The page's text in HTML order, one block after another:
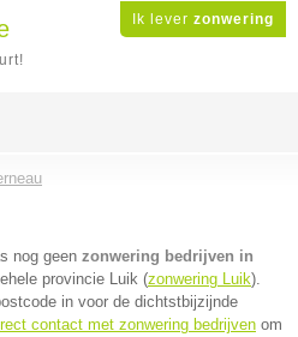
Ik lever zonwering
nog geen zonwering bedrijven in
provincie Luik (zonwering Luik).
in voor de dichtstbijzijnde
contact met zonwering bedrijven om